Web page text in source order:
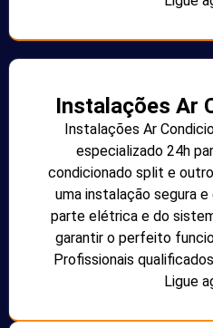
Instalações Ar
Instalações Ar
especializado 24h
condicionado split e
uma instalação segura
parte elétrica e do
garantir o perfeito
Profissionais
Ligue